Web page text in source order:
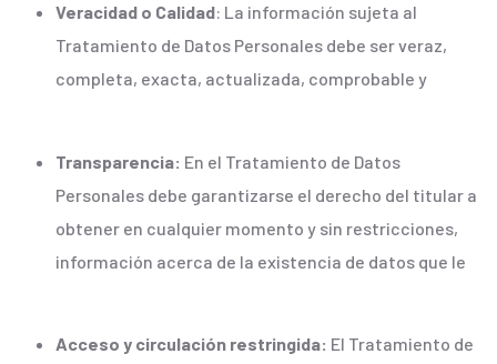
Veracidad o Calidad: La información sujeta al
Tratamiento de Datos Personales debe ser veraz,
completa, exacta, actualizada, comprobable y
Transparencia: En el Tratamiento de Datos
Personales debe garantizarse el derecho del titular a
obtener en cualquier momento y sin restricciones,
información acerca de la existencia de datos que le
Acceso y circulación restringida: El Tratamiento de